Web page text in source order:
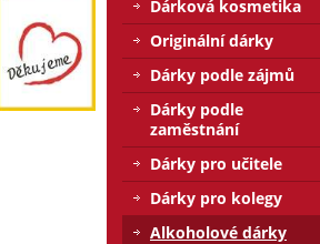
Dárková kosmetika
Originální dárky
Dárky podle zájmů
Dárky podle
zaměstnání
Dárky pro učitele
Dárky pro kolegy
Alkoholové dárky